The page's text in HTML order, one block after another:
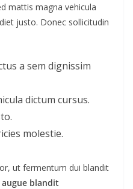
mattis magna vehicula
justo. Donec sollicitudin
a sem dignissim
dictum cursus.
molestie.
ut fermentum dui blandit
augue blandit